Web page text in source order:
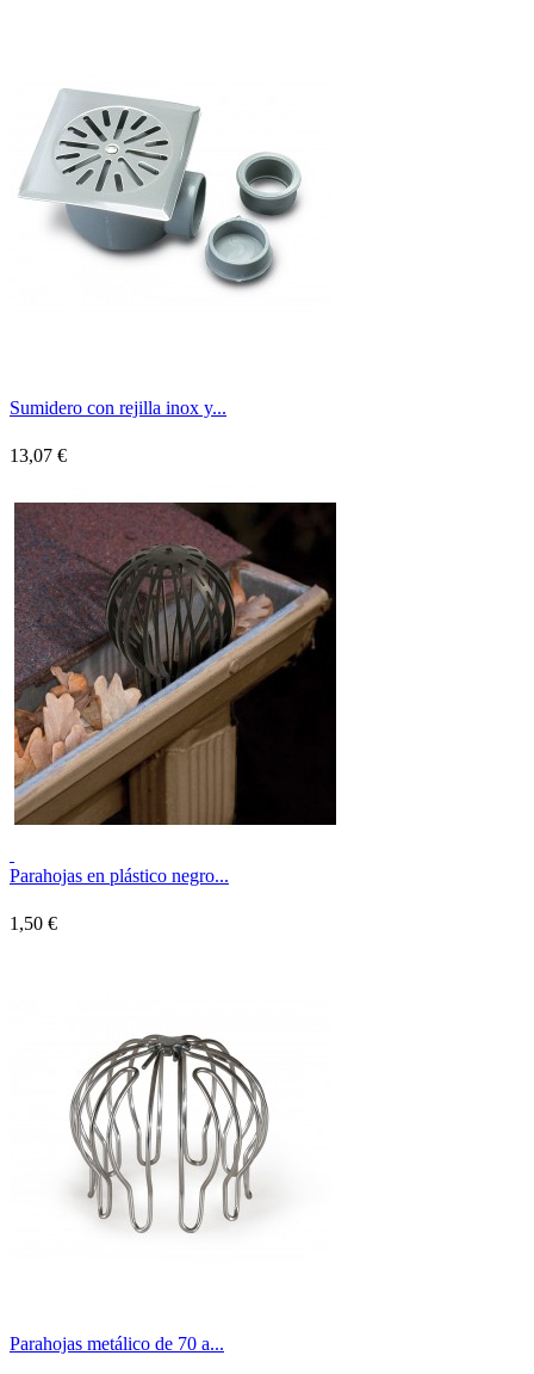
Sumidero con rejilla inox y...
13,07 €
Parahojas en plástico negro...
1,50 €
Parahojas metálico de 70 a...